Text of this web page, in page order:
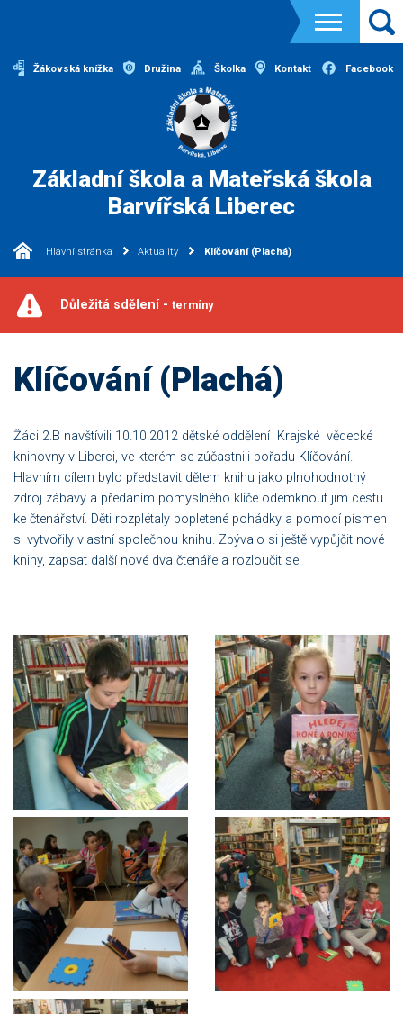
Žákovská knížka Družina Školka Kontakt Facebook
Základní škola a Mateřská škola
Barvířská Liberec
Hlavní stránka Aktuality Klíčování (Plachá)
Důležitá sdělení - termíny
Klíčování (Plachá)
Žáci 2.B navštívili 10.10.2012 dětské oddělení Krajské vědecké
knihovny v Liberci, ve kterém se zúčastnili pořadu Klíčování.
Hlavním cílem bylo představit dětem knihu jako plnohodnotný
zdroj zábavy a předáním pomyslného klíče odemknout jim cestu
ke čtenářství. Děti rozplétaly popletené pohádky a pomocí písmen
si vytvořily vlastní společnou knihu. Zbývalo si ještě vypůjčit nové
knihy, zapsat další nové dva čtenáře a rozloučit se.